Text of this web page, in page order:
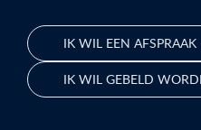
IK WIL EEN AFSPRAAK
IK WIL GEBELD